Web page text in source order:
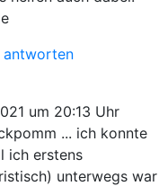
antworten
um 20:13 Uhr
... ich konnte
ich erstens
unterwegs war